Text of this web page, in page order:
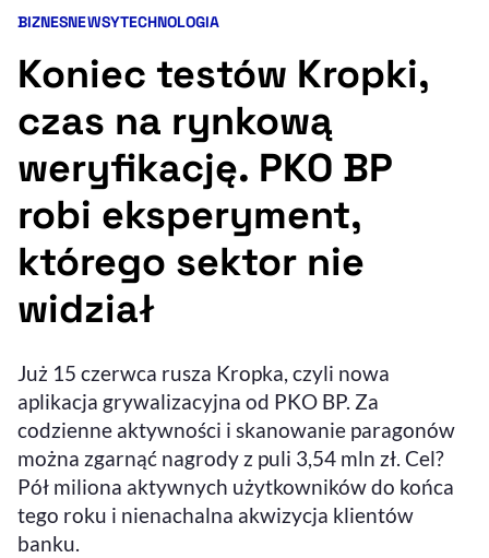
Resetuj opcje
Ułatwienia dostępności wspierają:
Sprawdź, jak i dlaczego zwiększamy dostępność
Deklaracja dostępności, otwiera się w nowym oknie
Zgłoś problem
, otwiera się w
Kategorie artykułu:
BIZNESNEWSYTECHNOLOGIA
Koniec testów Kropki,
czas na rynkową
weryfikację. PKO BP
robi eksperyment,
którego sektor nie
widział
Już 15 czerwca rusza Kropka, czyli nowa
aplikacja grywalizacyjna od PKO BP. Za
codzienne aktywności i skanowanie paragonów
można zgarnąć nagrody z puli 3,54 mln zł. Cel?
Pół miliona aktywnych użytkowników do końca
tego roku i nienachalna akwizycja klientów
banku.